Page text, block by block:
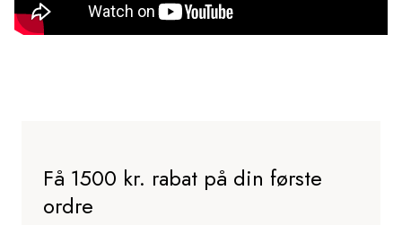
Få 1500 kr. rabat på din første
ordre